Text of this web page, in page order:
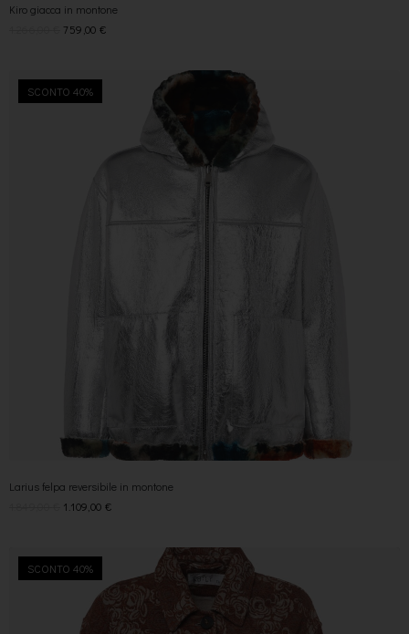
Kiro giacca in montone
759,00€
SCONTO 40%
Larius felpa reversibile in montone
1.109,00€
SCONTO 40%